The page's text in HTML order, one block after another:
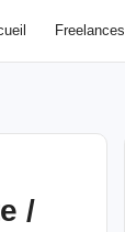
Freelances
/